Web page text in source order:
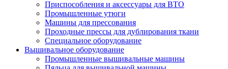
Приспособления и аксессуары для ВТО
Промышленные утюги
Машины для прессования
Проходные прессы для дублирования ткани
Специальное оборудование
Вышивальное оборудование
Промышленные вышивальные машины